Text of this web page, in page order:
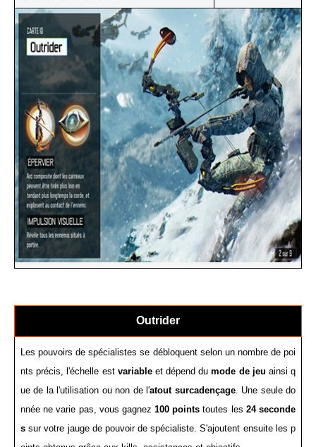
Outrider
Les pouvoirs de spécialistes se débloquent selon un nombre de poi
nts précis, l'échelle est variableet dépend dumode de jeu ainsi q
ue de la l'utilisation ou non de l'atout surcadençage. Une seule do
nnée ne varie pas, vous gagnez100 points toutes les 24 seconde
s sur votre jauge de pouvoir de spécialiste. S'ajoutent ensuite les p